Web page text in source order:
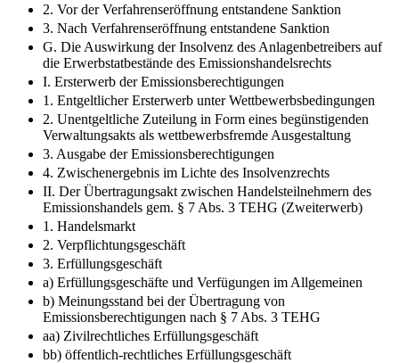
2. Vor der Verfahrenseröffnung entstandene Sanktion
3. Nach Verfahrenseröffnung entstandene Sanktion
G. Die Auswirkung der Insolvenz des Anlagenbetreibers auf
die Erwerbstatbestände des Emissionshandelsrechts
I. Ersterwerb der Emissionsberechtigungen
1. Entgeltlicher Ersterwerb unter Wettbewerbsbedingungen
2. Unentgeltliche Zuteilung in Form eines begünstigenden
Verwaltungsakts als wettbewerbsfremde Ausgestaltung
3. Ausgabe der Emissionsberechtigungen
4. Zwischenergebnis im Lichte des Insolvenzrechts
II. Der Übertragungsakt zwischen Handelsteilnehmern des
Emissionshandels gem. § 7 Abs. 3 TEHG (Zweiterwerb)
1. Handelsmarkt
2. Verpflichtungsgeschäft
3. Erfüllungsgeschäft
a) Erfüllungsgeschäfte und Verfügungen im Allgemeinen
b) Meinungsstand bei der Übertragung von
Emissionsberechtigungen nach § 7 Abs. 3 TEHG
aa) Zivilrechtliches Erfüllungsgeschäft
bb) öffentlich-rechtliches Erfüllungsgeschäft